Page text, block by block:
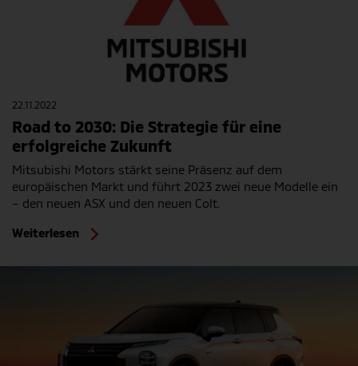
22.11.2022
Road to 2030: Die Strategie für eine
erfolgreiche Zukunft
Mitsubishi Motors stärkt seine Präsenz auf dem
europäischen Markt und führt 2023 zwei neue Modelle ein
– den neuen ASX und den neuen Colt.
Weiterlesen